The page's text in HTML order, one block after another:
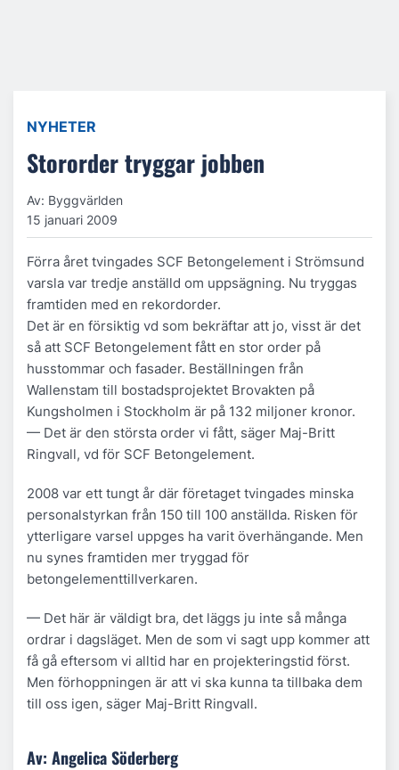
NYHETER
Stororder tryggar jobben
Av: Byggvärlden
15 januari 2009
Förra året tvingades SCF Betongelement i Strömsund
varsla var tredje anställd om uppsägning. Nu tryggas
framtiden med en rekordorder.
Det är en försiktig vd som bekräftar att jo, visst är det
så att SCF Betongelement fått en stor order på
husstommar och fasader. Beställningen från
Wallenstam till bostadsprojektet Brovakten på
Kungsholmen i Stockholm är på 132 miljoner kronor.
— Det är den största order vi fått, säger Maj-Britt
Ringvall, vd för SCF Betongelement.
2008 var ett tungt år där företaget tvingades minska
personalstyrkan från 150 till 100 anställda. Risken för
ytterligare varsel uppges ha varit överhängande. Men
nu synes framtiden mer tryggad för
betongelementtillverkaren.
— Det här är väldigt bra, det läggs ju inte så många
ordrar i dagsläget. Men de som vi sagt upp kommer att
få gå eftersom vi alltid har en projekteringstid först.
Men förhoppningen är att vi ska kunna ta tillbaka dem
till oss igen, säger Maj-Britt Ringvall.
Av: Angelica Söderberg